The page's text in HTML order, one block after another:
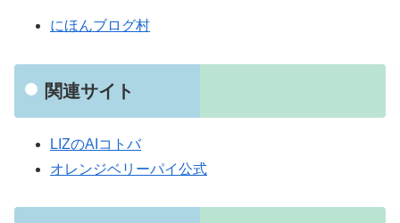
にほんブログ村
関連サイト
LIZのAIコトバ
オレンジベリーパイ公式